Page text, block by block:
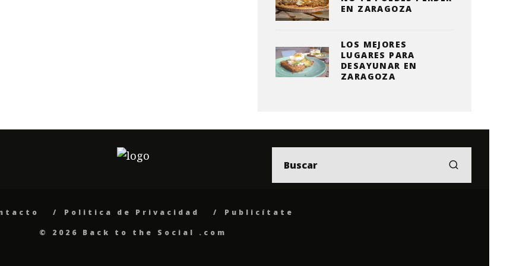
EN ZARAGOZA
LOS MEJORES
LUGARES PARA
DESAYUNAR EN
ZARAGOZA
Politica de Privacidad
Publicítate
© 2026 Back to the Social .com